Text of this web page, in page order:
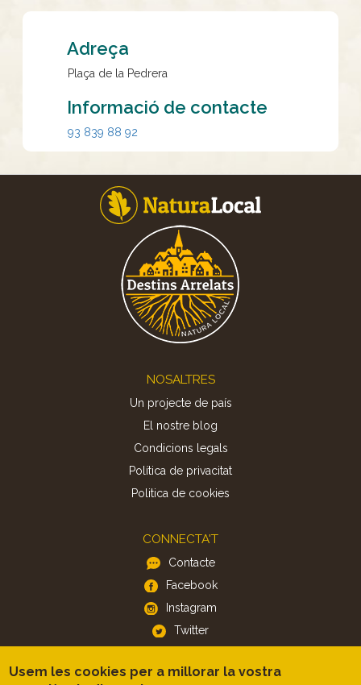
Adreça
Plaça de la Pedrera
Informació de contacte
93 839 88 92
NOSALTRES
Un projecte de país
El nostre blog
Condicions legals
Política de privacitat
Politica de cookies
CONNECTA'T
Contacte
Facebook
Instagram
Twitter
APP
Usem les cookies per a millorar la vostra